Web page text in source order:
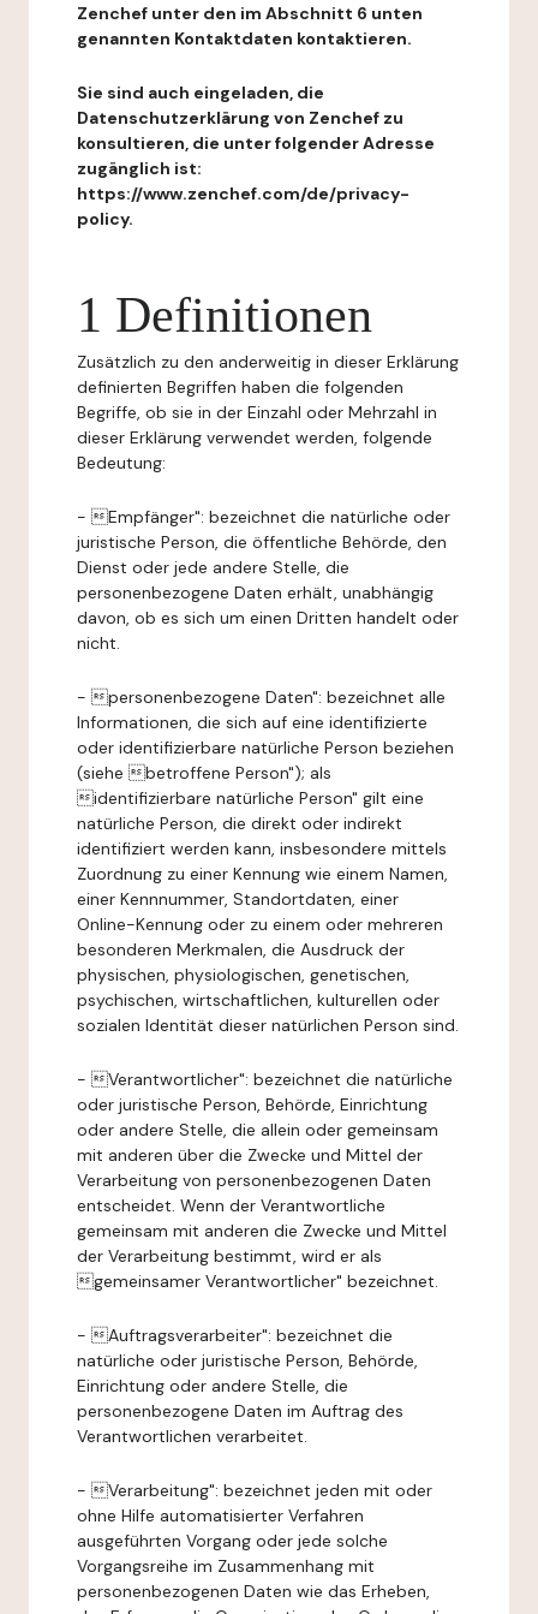
Zenchef unter den im Abschnitt 6 unten
genannten Kontaktdaten kontaktieren.
Sie sind auch eingeladen, die
Datenschutzerklärung von Zenchef zu
konsultieren, die unter folgender Adresse
zugänglich ist:
https://www.zenchef.com/de/privacy-
policy.
1 Definitionen
Zusätzlich zu den anderweitig in dieser Erklärung
definierten Begriffen haben die folgenden
Begriffe, ob sie in der Einzahl oder Mehrzahl in
dieser Erklärung verwendet werden, folgende
Bedeutung:
- Empfänger": bezeichnet die natürliche oder
juristische Person, die öffentliche Behörde, den
Dienst oder jede andere Stelle, die
personenbezogene Daten erhält, unabhängig
davon, ob es sich um einen Dritten handelt oder
nicht.
- personenbezogene Daten": bezeichnet alle
Informationen, die sich auf eine identifizierte
oder identifizierbare natürliche Person beziehen
(siehe betroffene Person"); als
identifizierbare natürliche Person" gilt eine
natürliche Person, die direkt oder indirekt
identifiziert werden kann, insbesondere mittels
Zuordnung zu einer Kennung wie einem Namen,
einer Kennnummer, Standortdaten, einer
Online-Kennung oder zu einem oder mehreren
besonderen Merkmalen, die Ausdruck der
physischen, physiologischen, genetischen,
psychischen, wirtschaftlichen, kulturellen oder
sozialen Identität dieser natürlichen Person sind.
- Verantwortlicher": bezeichnet die natürliche
oder juristische Person, Behörde, Einrichtung
oder andere Stelle, die allein oder gemeinsam
mit anderen über die Zwecke und Mittel der
Verarbeitung von personenbezogenen Daten
entscheidet. Wenn der Verantwortliche
gemeinsam mit anderen die Zwecke und Mittel
der Verarbeitung bestimmt, wird er als
gemeinsamer Verantwortlicher" bezeichnet.
- Auftragsverarbeiter": bezeichnet die
natürliche oder juristische Person, Behörde,
Einrichtung oder andere Stelle, die
personenbezogene Daten im Auftrag des
Verantwortlichen verarbeitet.
- Verarbeitung": bezeichnet jeden mit oder
ohne Hilfe automatisierter Verfahren
ausgeführten Vorgang oder jede solche
Vorgangsreihe im Zusammenhang mit
personenbezogenen Daten wie das Erheben,